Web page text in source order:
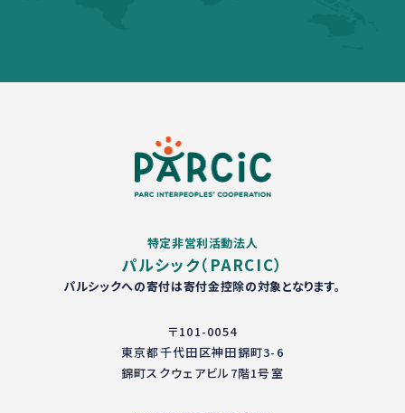
特定非営利活動法人
パルシック（PARCIC）
パルシックへの寄付は寄付金控除の対象となります。
〒101-0054
東京都千代田区神田錦町3-6
錦町スクウェアビル7階1号室